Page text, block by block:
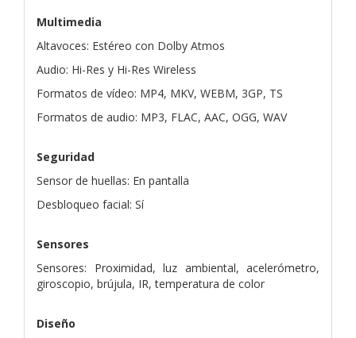
Multimedia
Altavoces: Estéreo con Dolby Atmos
Audio: Hi-Res y Hi-Res Wireless
Formatos de vídeo: MP4, MKV, WEBM, 3GP, TS
Formatos de audio: MP3, FLAC, AAC, OGG, WAV
Seguridad
Sensor de huellas: En pantalla
Desbloqueo facial: Sí
Sensores
Sensores: Proximidad, luz ambiental, acelerómetro,
giroscopio, brújula, IR, temperatura de color
Diseño